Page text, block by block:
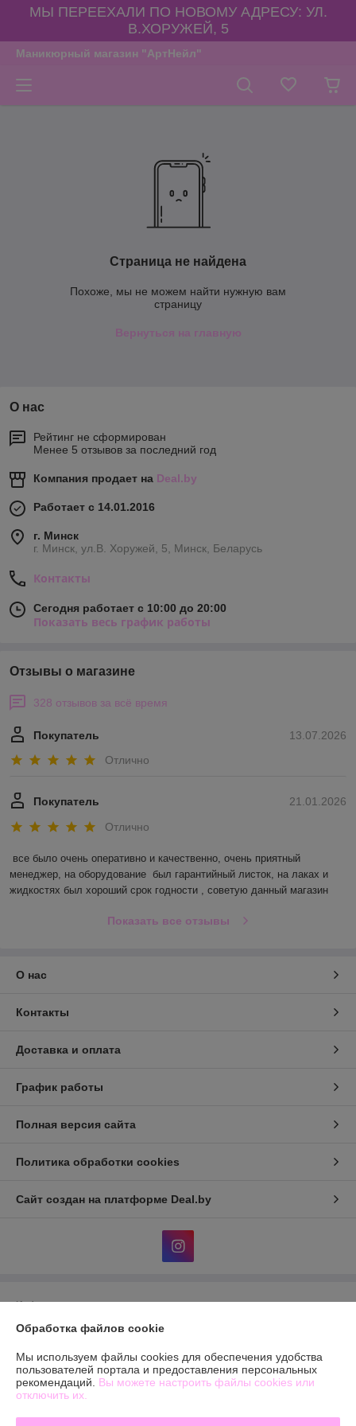
МЫ ПЕРЕЕХАЛИ ПО НОВОМУ АДРЕСУ: УЛ.
В.ХОРУЖЕЙ, 5
Маникюрный магазин "АртНейл"
Страница не найдена
Похоже, мы не можем найти нужную вам
страницу
Вернуться на главную
О нас
Рейтинг не сформирован
Менее 5 отзывов за последний год
Компания продает на Deal.by
Работает с 14.01.2016
г. Минск
г. Минск, ул.В. Хоружей, 5, Минск, Беларусь
Контакты
Сегодня работает с 10:00 до 20:00
Показать весь график работы
Отзывы о магазине
328 отзывов за всё время
13.07.2026
Покупатель
Отлично
21.01.2026
Покупатель
Отлично
все было очень оперативно и качественно, очень приятный
менеджер, на оборудование  был гарантийный листок, на лаках и
жидкостях был хороший срок годности , советую данный магазин
Показать все отзывы
О нас
Контакты
Доставка и оплата
График работы
Полная версия сайта
Политика обработки cookies
Сайт создан на платформе Deal.by
Информация для покупателя
Юридическое лицо:Общество с ограниченной ответственностью
г. Минск, ул.Автомобилистов,4, пом.12
Регистрационный номер ЕГР: 193603144
Обработка файлов cookie
Мы используем файлы cookies для обеспечения удобства
пользователей портала и предоставления персональных
рекомендаций. Вы можете настроить файлы cookies или
отключить их.